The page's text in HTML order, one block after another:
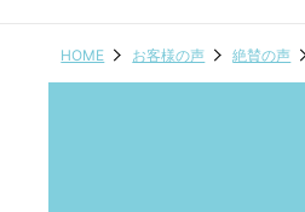
HOME お客様の声 絶賛の声